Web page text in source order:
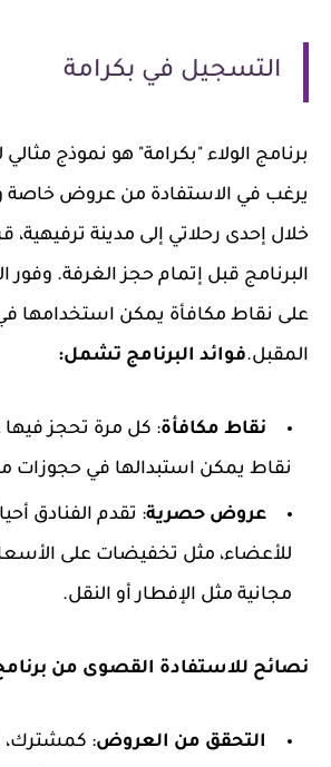
التسجيل في بكرامة
برنامج الولاء "بكرامة" هو نموذج
يرغب في
خلال إحدى رحلاتي إلى مدينة
البرنامج قبل إتمام حجز الغرفة.
على نقاط مكافأة يمكن
المقبل.فوائد البرنامج تشمل:
نقاط مكافأة: كل مرة تحجز
نقاط يمكن استبدالها في حجوزات
عروض حصرية: تقدم الفنادق
للأعضاء، مثل تخفيضات على
مجانية مثل الإفطار أو النقل.
نصائح للاستفادة القصوى من
التحقق من العروض: كمشترك،